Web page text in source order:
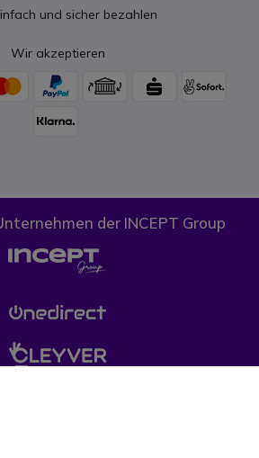
und sicher bezahlen
Wir akzeptieren
der INCEPT Group